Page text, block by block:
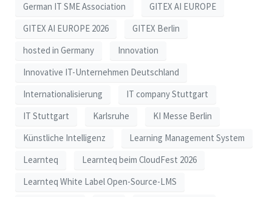
German IT SME Association
GITEX AI EUROPE
GITEX AI EUROPE 2026
GITEX Berlin
hosted in Germany
Innovation
Innovative IT-Unternehmen Deutschland
Internationalisierung
IT company Stuttgart
IT Stuttgart
Karlsruhe
KI Messe Berlin
Künstliche Intelligenz
Learning Management System
Learnteq
Learnteq beim CloudFest 2026
Learnteq White Label Open-Source-LMS